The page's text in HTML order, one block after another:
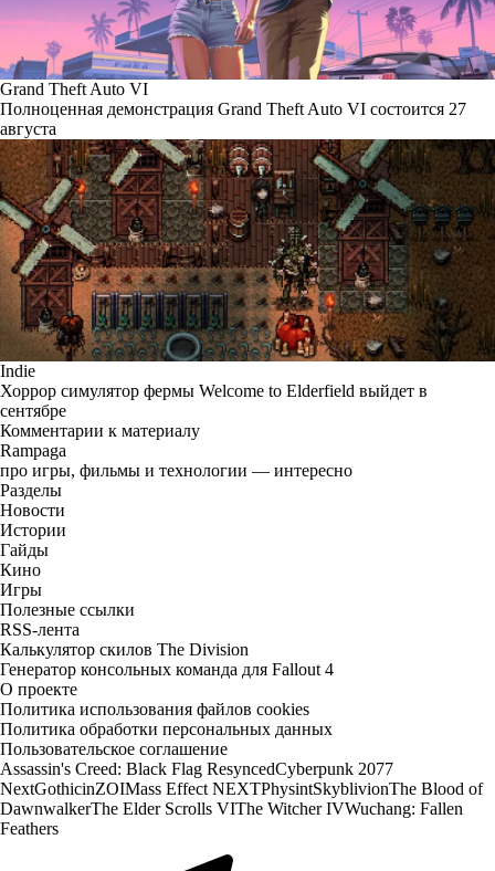
Grand Theft Auto VI
Полноценная демонстрация Grand Theft Auto VI состоится 27
августа
Indie
Хоррор симулятор фермы Welcome to Elderfield выйдет в
сентябре
Комментарии к материалу
Rampaga
про игры, фильмы и технологии — интересно
Разделы
Новости
Истории
Гайды
Кино
Игры
Полезные ссылки
RSS-лента
Калькулятор скилов The Division
Генератор консольных команда для Fallout 4
О проекте
Политика использования файлов cookies
Политика обработки персональных данных
Пользовательское соглашение
Assassin's Creed: Black Flag ResyncedCyberpunk 2077
NextGothicinZOIMass Effect NEXTPhysintSkyblivionThe Blood of
DawnwalkerThe Elder Scrolls VIThe Witcher IVWuchang: Fallen
Feathers